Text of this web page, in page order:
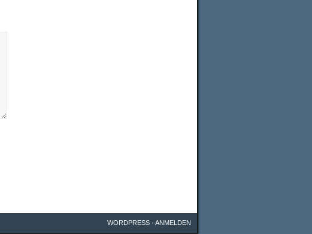
WORDPRESS · ANMELDEN